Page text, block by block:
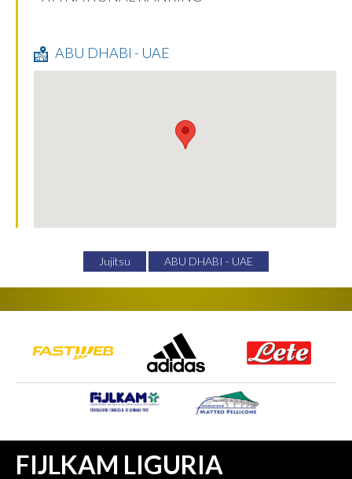
ABU DHABI - UAE
Jujitsu ABU DHABI - UAE
FIJLKAM LIGURIA